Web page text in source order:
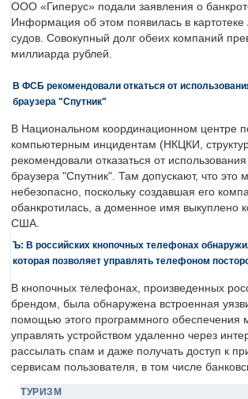
ООО «Гиперус» подали заявления о
Информация об этом появилась в
судов. Совокупный долг обеих компаний
миллиарда рублей.
В ФСБ рекомендовали откаться от
браузера "Спутник"
В Национальном координационном центре
компьютерным инцидентам (НКЦКИ,
рекомендовали отказаться от
браузера "Спутник". Там допускают, что это
небезопасно, поскольку создавшая его
обанкротилась, а доменное имя выкуплено
США.
Ъ: В российских кнопочных телефонах
которая позволяет управлять телефоном
В кнопочных телефонах, произведенных
брендом, была обнаружена встроенная
помощью этого программного обеспечения
управлять устройством удаленно через
рассылать спам и даже получать доступ к
сервисам пользователя, в том числе
ТУРИЗМ